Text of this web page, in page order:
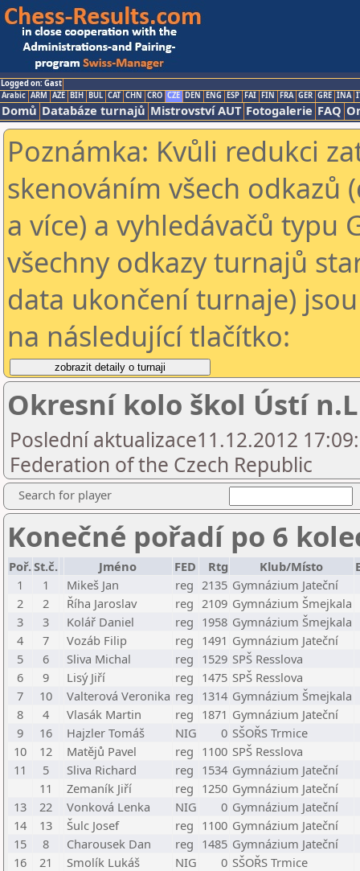
Logged on: Gast
Arabic ARM AZE BIH BUL CAT CHN CRO CZE DEN ENG ESP FAI FIN FRA GER GRE INA
Domů Databáze turnajů Mistrovství AUT Fotogalerie FAQ
Poznámka: Kvůli redukci
skenováním všech odkazů
a více) a vyhledávačů typu
všechny odkazy turnajů
data ukončení turnaje)
na následující tlačítko:
Okresní kolo škol Ústí
Poslední aktualizace11.12.2012
Federation of the Czech Republic
Search for player
Konečné pořadí po 6
Poř.St.č. Jméno FED Rtg Klub/Místo
1
1 Mikeš Jan reg 2135 Gymnázium Jateční
2
2 Říha Jaroslav reg 2109 Gymnázium Šmejkala
3
3 Kolář Daniel reg 1958 Gymnázium Šmejkala
4
7 Vozáb Filip reg 1491 Gymnázium Jateční
5
6 Sliva Michal reg 1529 SPŠ Resslova
6
9 Lisý Jiří reg 1475 SPŠ Resslova
7
10 Valterová Veronika reg 1314 Gymnázium Šmejkala
8
4 Vlasák Martin reg 1871 Gymnázium Jateční
9
16 Hajzler Tomáš NIG 0 SŠOŘS Trmice
10
12 Matějů Pavel reg 1100 SPŠ Resslova
11
5 Sliva Richard reg 1534 Gymnázium Jateční
11
Zemaník Jiří reg 1250 Gymnázium Jateční
13
22 Vonková Lenka NIG 0 Gymnázium Jateční
14
13 Šulc Josef reg 1100 Gymnázium Jateční
15
8 Charousek Dan reg 1485 Gymnázium Jateční
16
21 Smolík Lukáš NIG 0 SŠOŘS Trmice